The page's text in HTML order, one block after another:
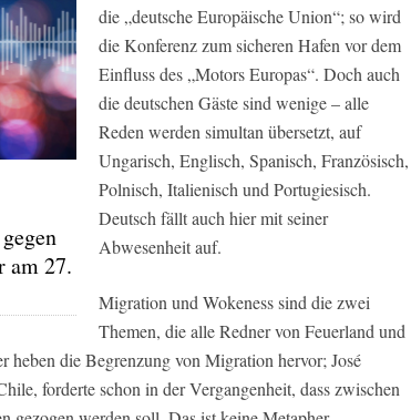
am 27.
die „deutsche Europäische Union“; so wird
die Konferenz zum sicheren Hafen vor dem
Einfluss des „Motors Europas“. Doch auch
die deutschen Gäste sind wenige – alle
Reden werden simultan übersetzt, auf
Ungarisch, Englisch, Spanisch, Französisch,
Polnisch, Italienisch und Portugiesisch.
Deutsch fällt auch hier mit seiner
Abwesenheit auf.
Migration und Wokeness sind die zwei
Themen, die alle Redner von Feuerland und
heben die Begrenzung von Migration hervor; José
forderte schon in der Vergangenheit, dass zwischen